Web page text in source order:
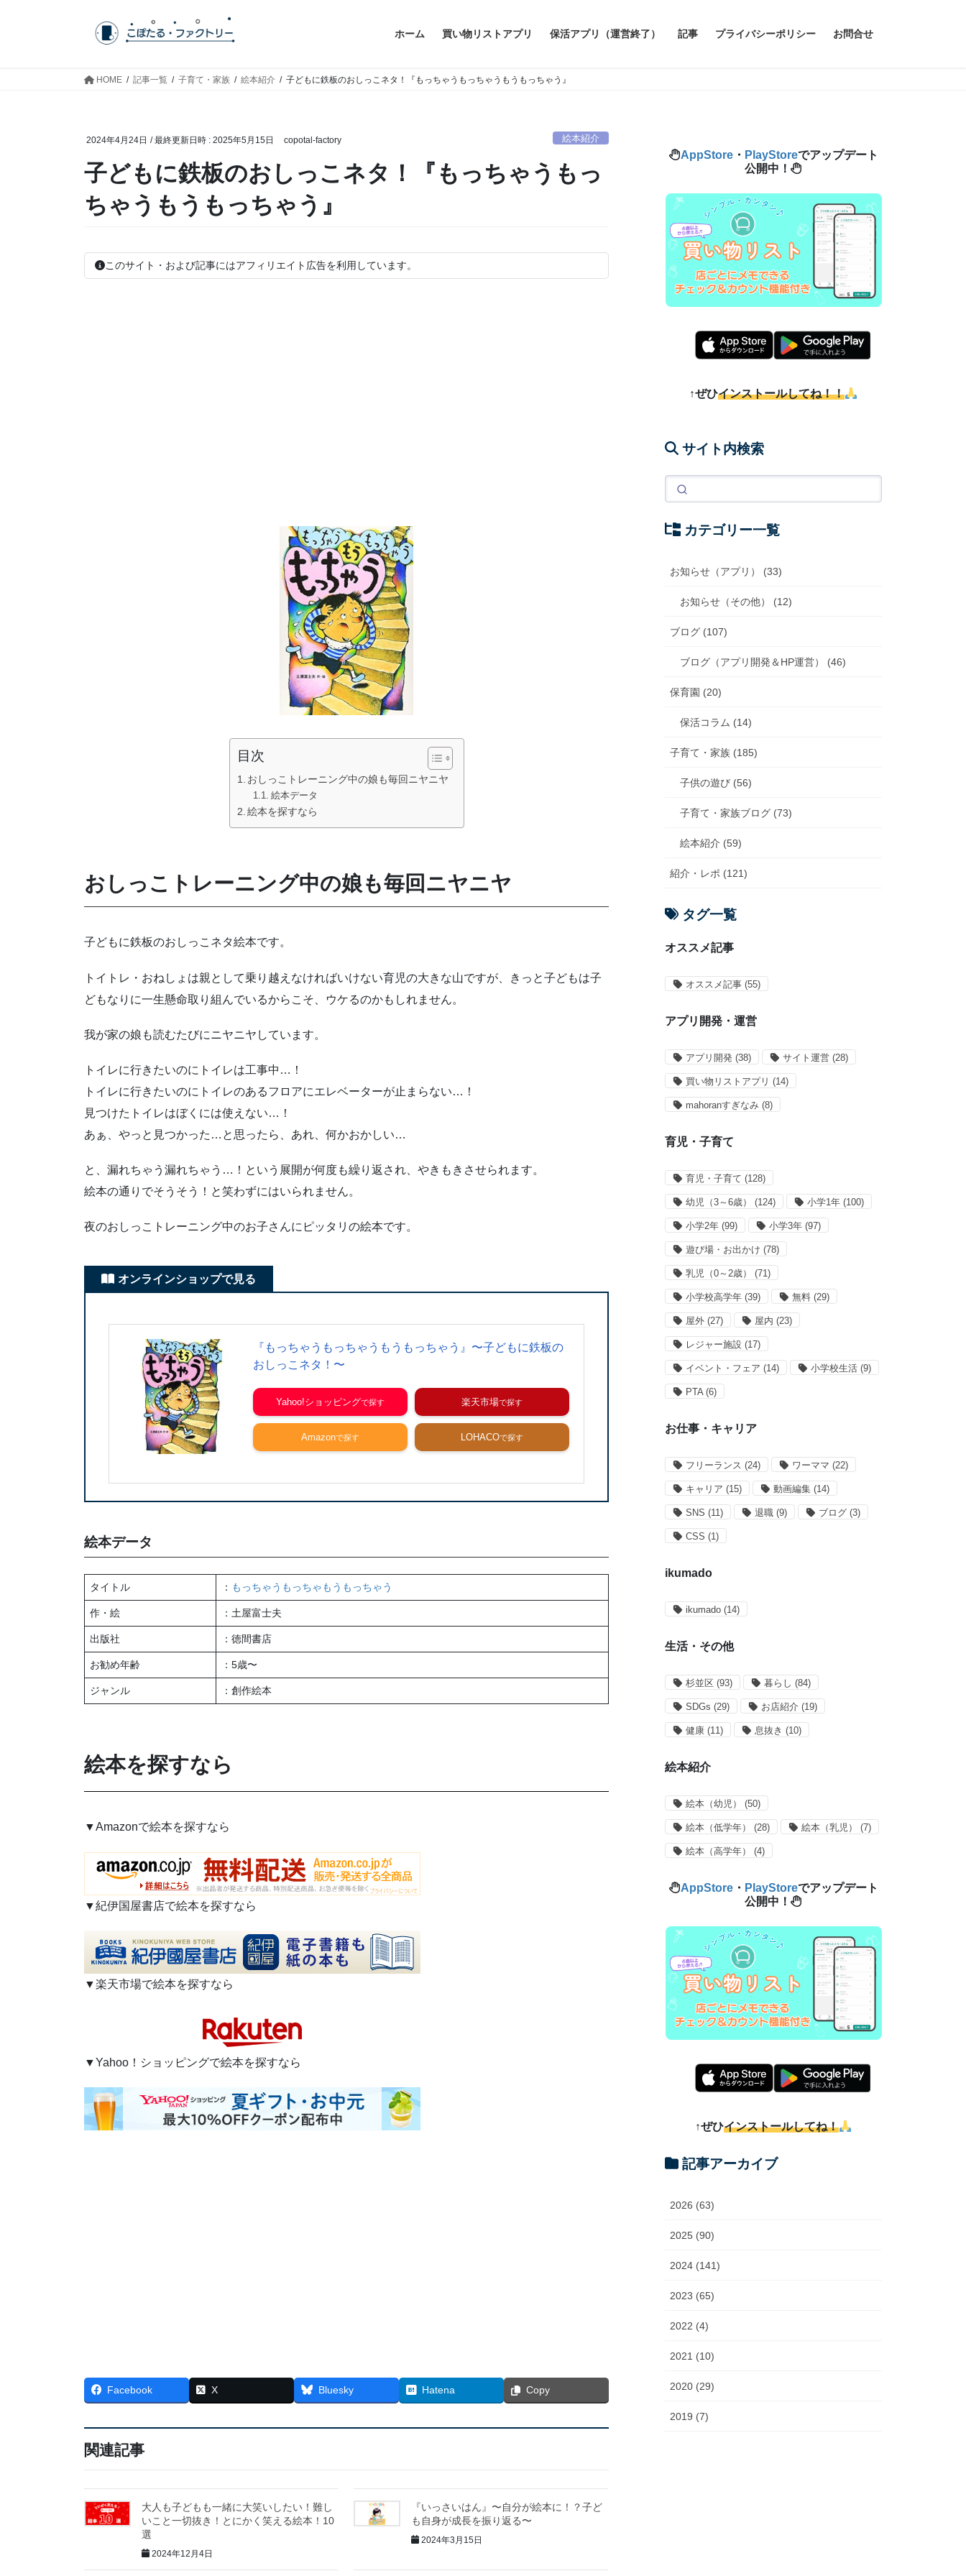
ホーム 買い物リストアプリ 保活アプリ（運営終了） 記事 プライバシーポリシー お問合せ
HOME 記事一覧 子育て・家族 絵本紹介 子どもに鉄板のおしっこネタ！『もっちゃうもっちゃうもうもっちゃう』
2024年4月24日 / 最終更新日時 : 2025年5月15日 copotal-factory 絵本紹介
子どもに鉄板のおしっこネタ！『もっちゃうもっ
ちゃうもうもっちゃう』
このサイト・および記事にはアフィリエイト広告を利用しています。
目次
おしっこトレーニング中の娘も毎回ニヤニヤ
絵本データ
絵本を探すなら
おしっこトレーニング中の娘も毎回ニヤニヤ
子どもに鉄板のおしっこネタ絵本です。
トイトレ・おねしょは親として乗り越えなければいけない育児の大きな山ですが、きっと子どもは子
どもなりに一生懸命取り組んでいるからこそ、ウケるのかもしれません。
我が家の娘も読むたびにニヤニヤしています。
トイレに行きたいのにトイレは工事中…！
トイレに行きたいのにトイレのあるフロアにエレベーターが止まらない…！
見つけたトイレはぼくには使えない…！
あぁ、やっと見つかった…と思ったら、あれ、何かおかしい…
と、漏れちゃう漏れちゃう…！という展開が何度も繰り返され、やきもきさせられます。
絵本の通りでそうそう！と笑わずにはいられません。
夜のおしっこトレーニング中のお子さんにピッタリの絵本です。
オンラインショップで見る
『もっちゃうもっちゃうもうもっちゃう』〜子どもに鉄板の
おしっこネタ！〜
Yahoo!ショッピング 楽天市場
Amazon LOHACO
絵本データ
タイトル ： もっちゃうもっちゃもうもっちゃう
作・絵 ：土屋富士夫
出版社 ：徳間書店
お勧め年齢 ：5歳〜
ジャンル ：創作絵本
絵本を探すなら
▼Amazonで絵本を探すなら
▼紀伊国屋書店で絵本を探すなら
▼楽天市場で絵本を探すなら
▼Yahoo！ショッピングで絵本を探すなら
Facebook X Bluesky Hatena Copy
関連記事
大人も子どもも一緒に大笑いしたい！難し
いこと一切抜き！とにかく笑える絵本！10
選
2024年12月4日
『いっさいはん』〜自分が絵本に！？子ど
も自身が成長を振り返る〜
2024年3月15日
AppStore・ PlayStoreでアップデート
公開中！
↑ぜひインストールしてね！！
サイト内検索
カテゴリー一覧
お知らせ（アプリ） (33)
お知らせ（その他） (12)
ブログ (107)
ブログ（アプリ開発＆HP運営） (46)
保育園 (20)
保活コラム (14)
子育て・家族 (185)
子供の遊び (56)
子育て・家族ブログ (73)
絵本紹介 (59)
紹介・レポ (121)
タグ一覧
オススメ記事
オススメ記事 (55)
アプリ開発・運営
アプリ開発 (38) サイト運営 (28)
買い物リストアプリ (14)
mahoranすぎなみ (8)
育児・子育て
育児・子育て (128)
幼児（3～6歳） (124) 小学1年 (100)
小学2年 (99) 小学3年 (97)
遊び場・お出かけ (78)
乳児（0～2歳） (71)
小学校高学年 (39) 無料 (29)
屋外 (27) 屋内 (23)
レジャー施設 (17)
イベント・フェア (14) 小学校生活 (9)
PTA(6)
お仕事・キャリア
フリーランス (24) ワーママ (22)
キャリア (15) 動画編集 (14)
SNS (11) 退職 (9) ブログ (3)
CSS (1)
ikumado
ikumado (14)
生活・その他
杉並区 (93) 暮らし (84)
SDGs (29) お店紹介 (19)
健康 (11) 息抜き (10)
絵本紹介
絵本（幼児） (50)
絵本（低学年） (28) 絵本（乳児） (7)
絵本（高学年） (4)
AppStore・ PlayStoreでアップデート
公開中！
↑ぜひインストールしてね！
記事アーカイブ
2026 (63)
2025 (90)
2024 (141)
2023 (65)
2022 (4)
2021 (10)
2020 (29)
2019 (7)